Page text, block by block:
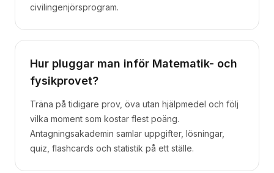
civilingenjörsprogram.
Hur pluggar man inför Matematik- och
fysikprovet?
Träna på tidigare prov, öva utan hjälpmedel och följ
vilka moment som kostar flest poäng.
Antagningsakademin samlar uppgifter, lösningar,
quiz, flashcards och statistik på ett ställe.